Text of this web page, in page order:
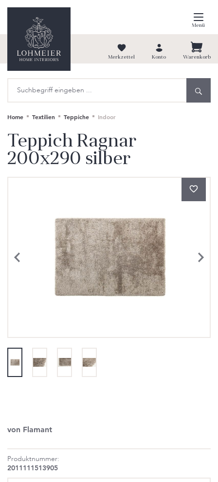
springen
Menü
Merkzettel Konto Warenkorb
Home Textilien Teppiche Indoor
Teppich Ragnar
200x290 silber
von Flamant
Produktnummer:
2011111513905